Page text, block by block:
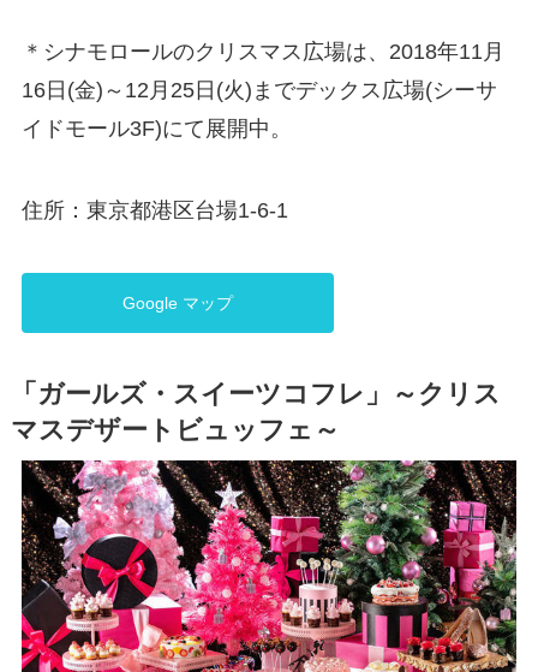
＊シナモロールのクリスマス広場は、2018年11月
16日(金)～12月25日(火)までデックス広場(シーサ
イドモール3F)にて展開中。
住所：東京都港区台場1-6-1
Google マップ
「ガールズ・スイーツコフレ」～クリス
マスデザートビュッフェ～